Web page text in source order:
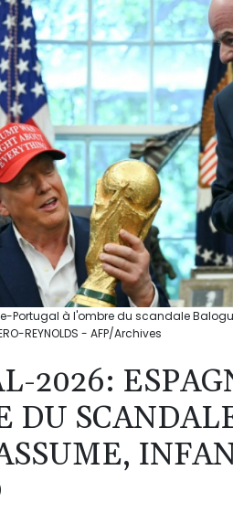
Portugal à l'ombre du scandale
REYNOLDS - AFP/Archives
2026:
DU